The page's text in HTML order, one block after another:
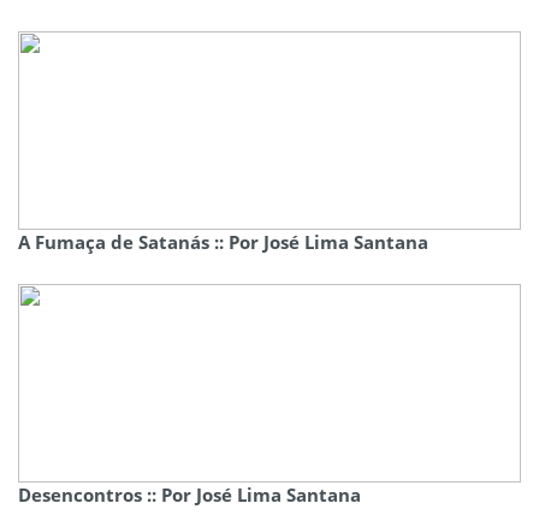
A Fumaça de Satanás :: Por José Lima Santana
Desencontros :: Por José Lima Santana